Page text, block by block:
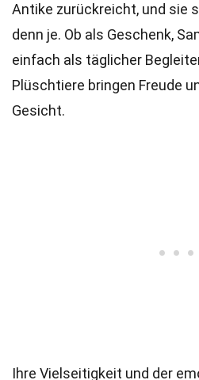
Antike zurückreicht, und sie
denn je. Ob als Geschenk,
einfach als täglicher
Plüschtiere bringen Freude
Gesicht.
Ihre Vielseitigkeit und der